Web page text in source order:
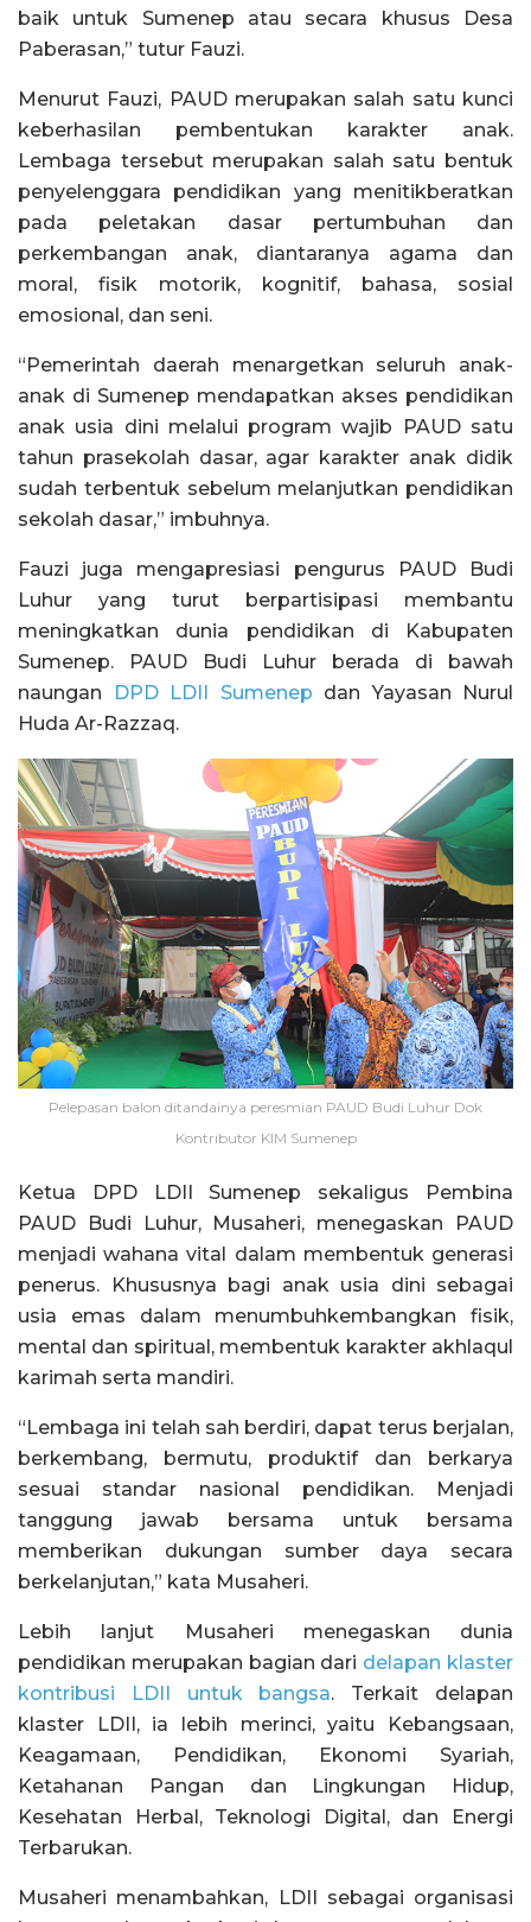
baik untuk Sumenep atau secara khusus Desa
Paberasan,” tutur Fauzi.
Menurut Fauzi, PAUD merupakan salah satu kunci
keberhasilan pembentukan karakter anak.
Lembaga tersebut merupakan salah satu bentuk
penyelenggara pendidikan yang menitikberatkan
pada peletakan dasar pertumbuhan dan
perkembangan anak, diantaranya agama dan
moral, fisik motorik, kognitif, bahasa, sosial
emosional, dan seni.
“Pemerintah daerah menargetkan seluruh anak-
anak di Sumenep mendapatkan akses pendidikan
anak usia dini melalui program wajib PAUD satu
tahun prasekolah dasar, agar karakter anak didik
sudah terbentuk sebelum melanjutkan pendidikan
sekolah dasar,” imbuhnya.
Fauzi juga mengapresiasi pengurus PAUD Budi
Luhur yang turut berpartisipasi membantu
meningkatkan dunia pendidikan di Kabupaten
Sumenep. PAUD Budi Luhur berada di bawah
naungan
DPD LDII Sumenep dan Yayasan Nurul
Huda Ar-Razzaq.
Pelepasan balon ditandainya peresmian PAUD Budi Luhur Dok
Kontributor KIM Sumenep
Ketua DPD LDII Sumenep sekaligus Pembina
PAUD Budi Luhur, Musaheri, menegaskan PAUD
menjadi wahana vital dalam membentuk generasi
penerus. Khususnya bagi anak usia dini sebagai
usia emas dalam menumbuhkembangkan fisik,
mental dan spiritual, membentuk karakter akhlaqul
karimah serta mandiri.
“Lembaga ini telah sah berdiri, dapat terus berjalan,
berkembang, bermutu, produktif dan berkarya
sesuai standar nasional pendidikan. Menjadi
tanggung jawab bersama untuk bersama
memberikan dukungan sumber daya secara
berkelanjutan,” kata Musaheri.
Lebih lanjut Musaheri menegaskan dunia
pendidikan merupakan bagian dari delapan klaster
kontribusi LDII untuk bangsa. Terkait delapan
klaster LDII, ia lebih merinci, yaitu Kebangsaan,
Keagamaan, Pendidikan, Ekonomi Syariah,
Ketahanan Pangan dan Lingkungan Hidup,
Kesehatan Herbal, Teknologi Digital, dan Energi
Terbarukan.
Musaheri menambahkan, LDII sebagai organisasi